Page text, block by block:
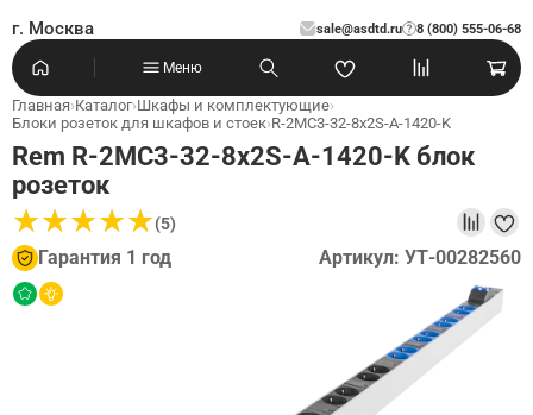
г. Москва sale@asdtd.ru 8 (800) 555-06-68
?
Меню
Главная›Каталог›Шкафы и комплектующие›
Блоки розеток для шкафов и стоек›R-2MC3-32-8x2S-A-1420-K
Rem R-2MC3-32-8x2S-A-1420-K блок
розеток
★★★★★
★★★★★(5)
Гарантия 1 год Артикул: УТ-00282560